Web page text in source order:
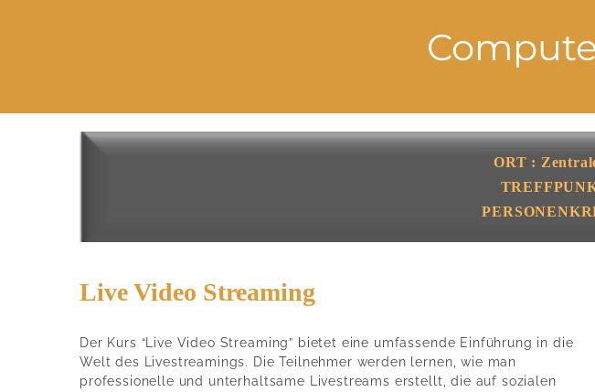
ORT :
Live Video Streaming
Der Kurs “Live Video Streaming” bietet eine umfassende Einführung in die
Welt des Livestreamings. Die Teilnehmer werden lernen, wie man
professionelle und unterhaltsame Livestreams erstellt, die auf sozialen